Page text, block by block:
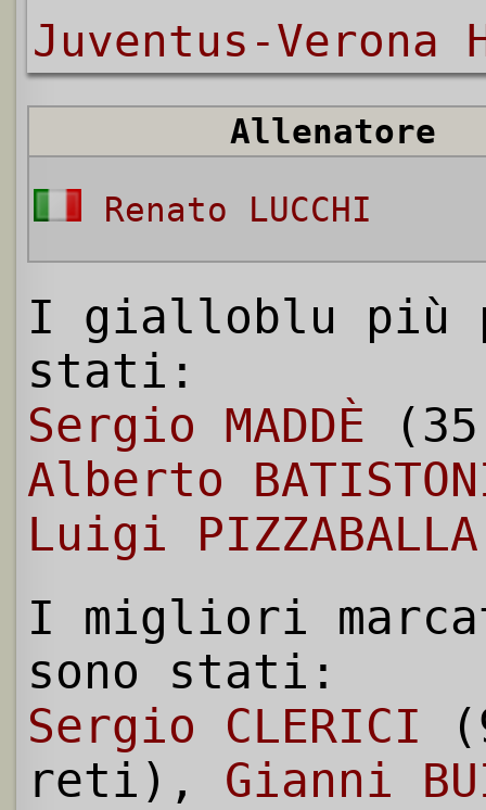
Juventus-Verona
Allenatore
Renato LUCCHI
I gialloblu più
stati:
Sergio MADDÈ
Alberto
Luigi PIZZABALLA
I migliori
sono stati:
Sergio CLERICI
reti), Gianni